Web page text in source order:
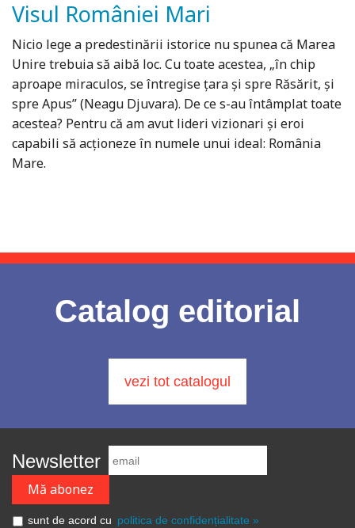
Visul României Mari
Nicio lege a predestinării istorice nu spunea că Marea
Unire trebuia să aibă loc. Cu toate acestea, „în chip
aproape miraculos, se întregise ţara şi spre Răsărit, şi
spre Apus” (Neagu Djuvara). De ce s-au întâmplat toate
acestea? Pentru că am avut lideri vizionari şi eroi
capabili să acţioneze în numele unui ideal: România
Mare.
Catalog editorial
vezi tot catalogul
Newsletter
sunt de acord cu politica de confidențialitate »